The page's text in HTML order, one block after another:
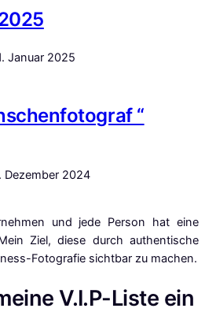
Januar 2025
“
Dezember 2024
und jede Person hat eine
Ziel, diese durch authentische
Fotografie sichtbar zu machen.
V.I.P-Liste ein